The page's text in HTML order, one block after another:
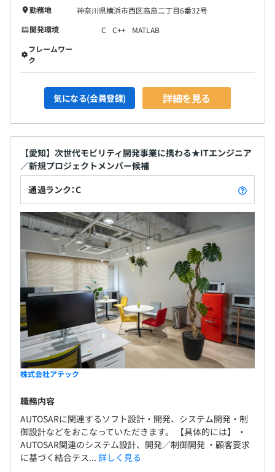
勤務地
神奈川県横浜市西区高島二丁目6番32号
開発環境
C C++
MATLAB
フレームワー
ク
気になる(会員登録) 詳細を見る
【愛知】次世代モビリティ開発事業に携わる★ITエンジニア
／新規プロジェクトメンバー候補
通過ランク：C
株式会社アテック
職務内容
AUTOSARに関連するソフト設計・開発、システム開発・制
御設計などをおこなっていただきます。 【具体的には】 ・
AUTOSAR関連のシステム設計、開発／制御開発 ・顧客要求
に基づく結合テス... 詳しく見る